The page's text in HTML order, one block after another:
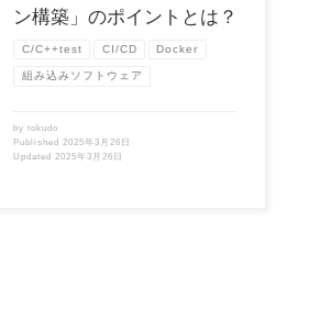
ン構築」のポイントとは？
C/C++test CI/CD Docker
組み込みソフトウェア
bytokudo
Published2025年3月26日
Updated 2025年3月26日